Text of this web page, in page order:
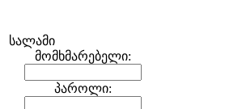
სალამი
მომხმარებელი:
პაროლი: